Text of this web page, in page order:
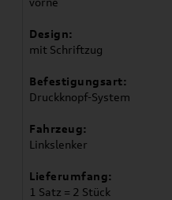
Design:
mit Schriftzug
Befestigungsart:
Druckknopf-System
Fahrzeug:
Linkslenker
Lieferumfang:
1 Satz = 2 Stück